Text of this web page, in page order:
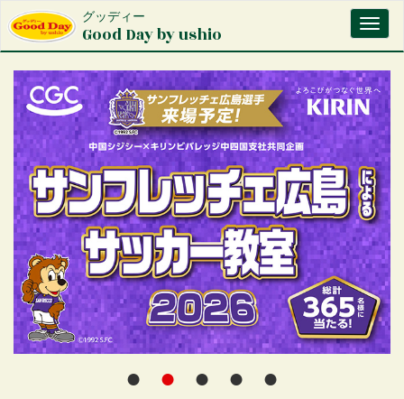
イ
グッディー
Good Day by ushio
● ● ● ● ●